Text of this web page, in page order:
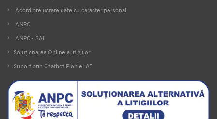
Acord prelucrare date cu caracter personal
ANPC
ANPC - SAL
Soluționarea Online a litigiilor
Suport prin Chatbot Pionier AI